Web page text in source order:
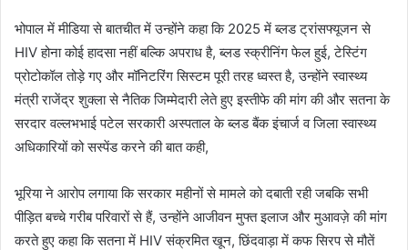
भोपाल में मीडिया से बातचीत में उन्होंने कहा कि 2025 में ब्लड ट्रांसफ्यूजन से
HIV होना कोई हादसा नहीं बल्कि अपराध है, ब्लड स्क्रीनिंग फेल हुई, टेस्टिंग
प्रोटोकॉल तोड़े गए और मॉनिटरिंग सिस्टम पूरी तरह ध्वस्त है, उन्होंने स्वास्थ्य
मंत्री राजेंद्र शुक्ला से नैतिक जिम्मेदारी लेते हुए इस्तीफे की मांग की और सतना के
सरदार वल्लभभाई पटेल सरकारी अस्पताल के ब्लड बैंक इंचार्ज व जिला स्वास्थ्य
अधिकारियों को सस्पेंड करने की बात कही,
भूरिया ने आरोप लगाया कि सरकार महीनों से मामले को दबाती रही जबकि सभी
पीड़ित बच्चे गरीब परिवारों से हैं, उन्होंने आजीवन मुफ्त इलाज और मुआवज़े की मांग
करते हुए कहा कि सतना में HIV संक्रमित खून, छिंदवाड़ा में कफ सिरप से मौतें